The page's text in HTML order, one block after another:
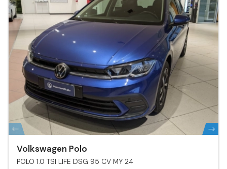
Volkswagen Polo
POLO 1.0 TSI LIFE DSG 95 CV MY 24